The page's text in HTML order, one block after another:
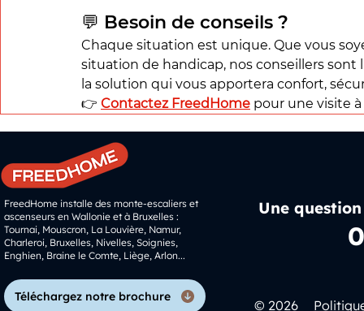
💬 Besoin de conseils ?
Chaque situation est unique. Que vous
situation de handicap, nos conseillers
la solution qui vous apportera confort,
👉 Contactez FreedHome pour une visite
FreedHome installe des monte-escaliers et
ascenseurs en Wallonie et à Bruxelles :
Tournai, Mouscron, La Louvière, Namur,
Charleroi, Bruxelles, Nivelles, Soignies,
Enghien, Braine le Comte, Liège, Arlon...
Téléchargez notre brochure
Une
© 2026